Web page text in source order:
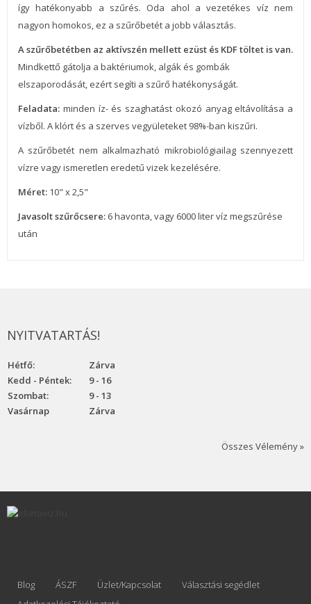
így hatékonyabb a szűrés. Oda ahol a vezetékes víz nem
nagyon homokos, ez a szűrőbetét a jobb választás.
A szűrőbetétben az aktívszén mellett ezüst és KDF töltet is van.
Mindkettő gátolja a baktériumok, algák és gombák
elszaporodását, ezért segíti a szűrő hatékonyságát.
Feladata: minden íz- és szaghatást okozó anyag eltávolítása a
vízből. A klórt és a szerves vegyületeket 98%-ban kiszűri.
A szűrőbetét nem alkalmazható mikrobiológiailag szennyezett
vízre vagy ismeretlen eredetű vizek kezelésére.
Méret: 10" x 2,5"
Javasolt szűrőcsere: 6 havonta, vagy 6000 liter víz megszűrése
után
NYITVATARTÁS!
Hétfő:
Zárva
Kedd - Péntek:
9 - 16
Szombat:
9 - 13
Vasárnap
Zárva
Összes Vélemény »
Blog ÁSZF Üzlet/Kapcsolat
Választási segédlet